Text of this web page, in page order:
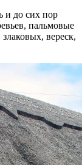
и до сих пор
пальмовые
вереск,